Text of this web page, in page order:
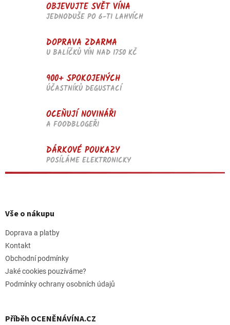
OBJEVUJTE SVĚT VÍNA
JEDNODUŠE PO 6-TI LAHVÍCH
DOPRAVA ZDARMA
U BALÍČKŮ VÍN NAD 1750 KČ
900+ SPOKOJENÝCH
ÚČASTNÍKŮ DEGUSTACÍ
OCEŇUJÍ NOVINÁŘI
A FOODBLOGEŘI
DÁRKOVÉ POUKAZY
POSÍLÁME ELEKTRONICKY
pVše o nákupu
Doprava a platby
Kontakt
Obchodní podmínky
Jaké cookies pouzíváme?
Podmínky ochrany osobních údajů
Příběh OCENĚNÁVÍNA.CZ